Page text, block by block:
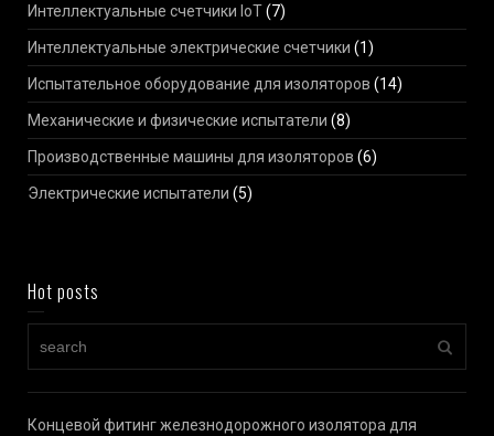
Интеллектуальные счетчики IoT(7)
Интеллектуальные электрические счетчики (1)
Испытательное оборудование для изоляторов (14)
Механические и физические испытатели (8)
Производственные машины для изоляторов (6)
Электрические испытатели (5)
Hot posts
Концевой фитинг железнодорожного изолятора для